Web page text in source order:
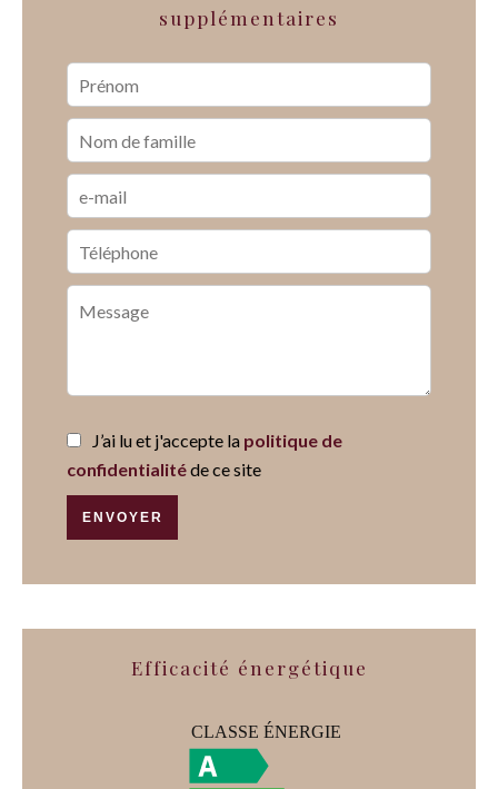
supplémentaires
J’ai lu et j'accepte la politique de
confidentialitéde ce site
ENVOYER
Efficacité énergétique